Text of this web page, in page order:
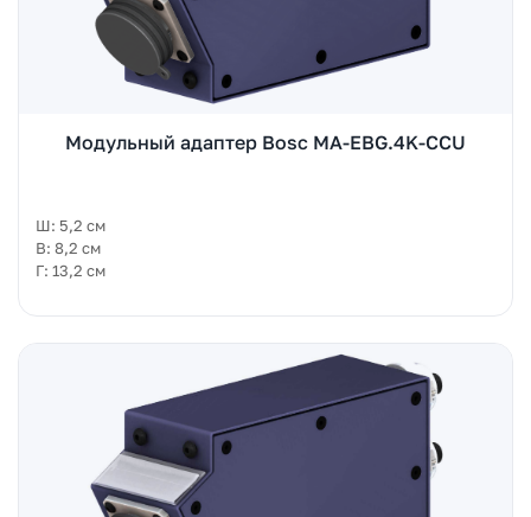
Модульный адаптер Bosc MA-EBG.4K-CCU
Ш: 5,2 см
В: 8,2 см
Г: 13,2 см